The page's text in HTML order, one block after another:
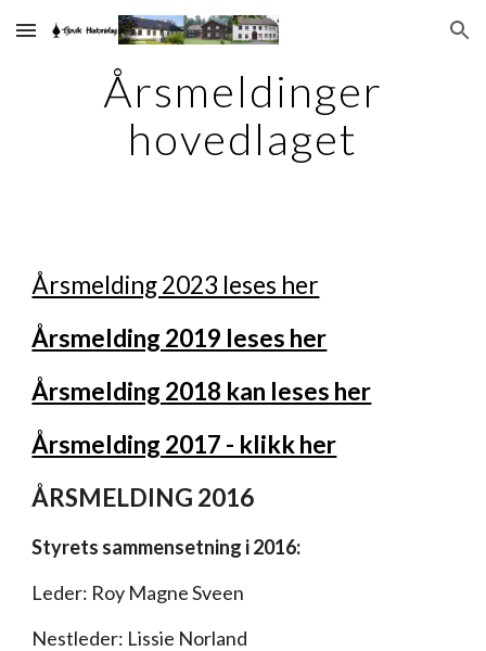
Skip to main content Skip to navigation
Årsmeldinger
hovedlaget
Årsmelding 2023 leses her
Årsmelding 2019 leses her
Årsmelding 2018 kan leses her
Årsmelding 2017 - klikk her
ÅRSMELDING 2016
Styrets sammensetning i 2016:
Leder: Roy Magne Sveen
Nestleder: Lissie Norland